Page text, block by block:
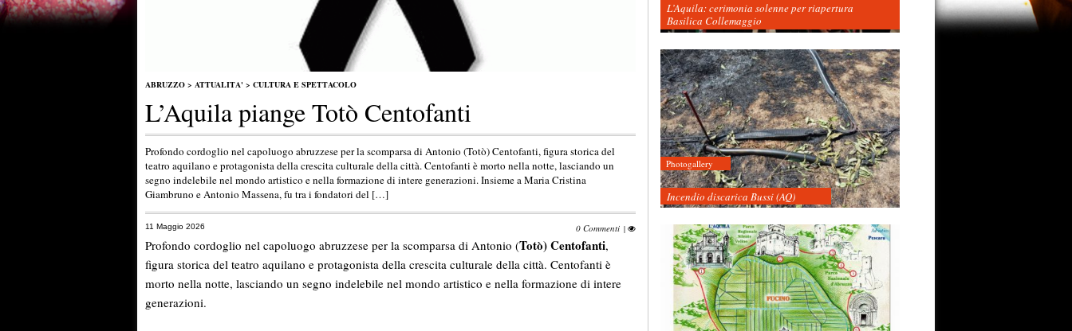
ABRUZZO > ATTUALITA' > CULTURA E SPETTACOLO
L’Aquila piange Totò Centofanti
Profondo cordoglio nel capoluogo abruzzese per la scomparsa di Antonio (Totò) Centofanti, figura storica del
teatro aquilano e protagonista della crescita culturale della città. Centofanti è morto nella notte, lasciando un
segno indelebile nel mondo artistico e nella formazione di intere generazioni. Insieme a Maria Cristina
Giambruno e Antonio Massena, fu tra i fondatori del […]
11 Maggio 2026 0 Commenti |
Profondo cordoglio nel capoluogo abruzzese per la scomparsa di Antonio (Totò) Centofanti,
figura storica del teatro aquilano e protagonista della crescita culturale della città. Centofanti è
morto nella notte, lasciando un segno indelebile nel mondo artistico e nella formazione di intere
generazioni.
L’Aquila: cerimonia solenne per riapertura
Basilica Collemaggio
Photogallery
Incendio discarica Bussi (AQ)